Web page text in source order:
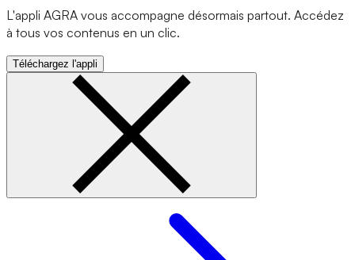
L'appli AGRA vous accompagne désormais partout. Accédez
à tous vos contenus en un clic.
Téléchargez l'appli